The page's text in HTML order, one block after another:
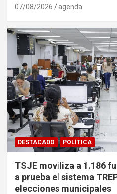
07/08/2026 agenda
DESTACADO POLÍTICA
TSJE moviliza a 1.186
a prueba el sistema
elecciones municipales